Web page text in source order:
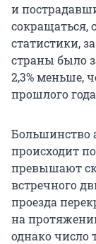
и
статистики,
страны было
2,3% меньше,
прошлого
Большинство
происходит
превышают
встречного
проезда
на
однако число